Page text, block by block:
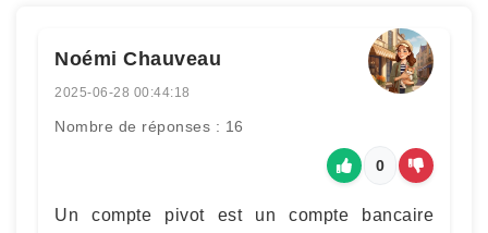
Noémi Chauveau
2025-06-28 00:44:18
Nombre de réponses : 16
0
Un compte pivot est un compte bancaire